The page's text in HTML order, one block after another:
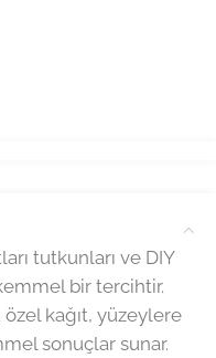
tutkunları ve DIY
bir tercihtir.
kağıt, yüzeylere
sonuçlar sunar.